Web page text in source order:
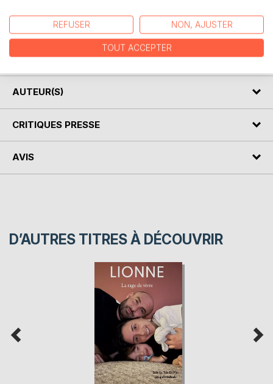
d'artiste et un caractère bien trempé.
50 ans plus tard, immobilisé par un souci de santé, il décide
de faire profiter ses enfants de son expérience via
l'écriture.
AUTEUR(S)
CRITIQUES PRESSE
AVIS
D’AUTRES TITRES À DÉCOUVRIR
REFUSER NON, AJUSTER
TOUT ACCEPTER